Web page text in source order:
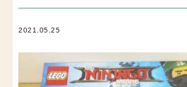
2021.05.25